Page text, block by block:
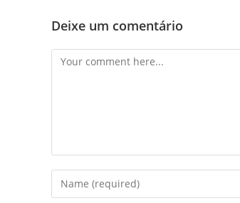
Deixe um comentário
Comment
Enter
your